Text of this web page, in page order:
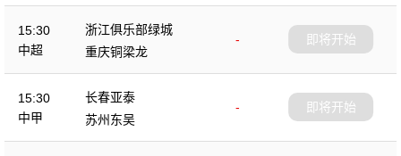
15:30
中超
浙江俱乐部绿城
-
重庆铜梁龙
即将开始
15:30
中甲
长春亚泰
-
苏州东吴
即将开始